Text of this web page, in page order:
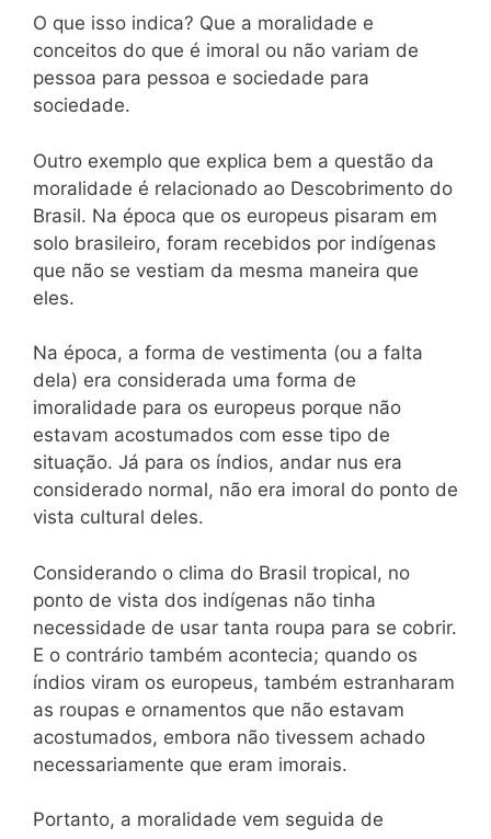
O que isso indica? Que a moralidade e
conceitos do que é imoral ou não variam de
pessoa para pessoa e sociedade para
sociedade.
Outro exemplo que explica bem a questão da
moralidade é relacionado ao Descobrimento do
Brasil. Na época que os europeus pisaram em
solo brasileiro, foram recebidos por indígenas
que não se vestiam da mesma maneira que
eles.
Na época, a forma de vestimenta (ou a falta
dela) era considerada uma forma de
imoralidade para os europeus porque não
estavam acostumados com esse tipo de
situação. Já para os índios, andar nus era
considerado normal, não era imoral do ponto de
vista cultural deles.
Considerando o clima do Brasil tropical, no
ponto de vista dos indígenas não tinha
necessidade de usar tanta roupa para se cobrir.
E o contrário também acontecia; quando os
índios viram os europeus, também estranharam
as roupas e ornamentos que não estavam
acostumados, embora não tivessem achado
necessariamente que eram imorais.
Portanto, a moralidade vem seguida de